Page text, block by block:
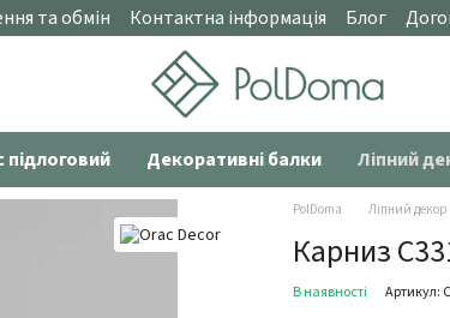
та обмін Контактна інформація Блог
підлоговий Декоративні балки Ліпний
PolDoma Ліпний декор
Карниз
В наявності Артикул: